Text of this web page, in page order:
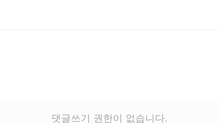
댓글쓰기 권한이 없습니다.